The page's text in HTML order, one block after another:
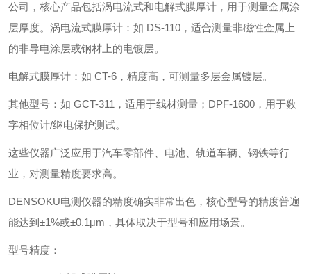
公司，核心产品包括涡电流式和电解式膜厚计，用于测量金属涂
层厚度。涡电流式膜厚计‌：如 ‌DS-110‌，适合测量非磁性金属上
的非导电涂层或钢材上的电镀层。
电解式膜厚计‌：如 ‌CT-6‌，精度高，可测量多层金属镀层。
其他型号‌：如 ‌GCT-311‌，适用于线材测量；‌DPF-1600‌，用于数
字相位计/继电保护测试。
这些仪器广泛应用于汽车零部件、电池、轨道车辆、钢铁等行
业，对测量精度要求高。
DENSOKU电测仪器的精度确实非常出色，核心型号的精度普遍
能达到±1%或±0.1μm，具体取决于型号和应用场景。
型号精度：